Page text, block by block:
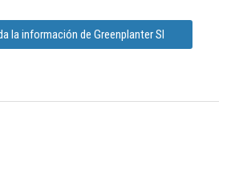
la información de Greenplanter Sl